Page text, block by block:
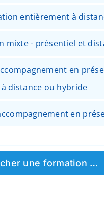
entièrement à
mixte - présentiel et
en
à distance ou hybride
en
une formation …